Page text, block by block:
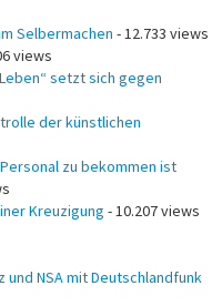
Selbermachen - 12.733 views
views
setzt sich gegen
der künstlichen
zu bekommen ist
Kreuzigung - 10.207 views
und NSA mit Deutschlandfunk